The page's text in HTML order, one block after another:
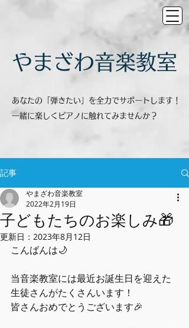
​やまざわ音楽教室
あなたの「弾きたい」を全力でサポートします！
一緒に楽しくピアノに触れてみませんか？
記事
子どもたちのお楽しみ🎁
やまざわ音楽教室
2022年2月19日
更新日： 2023年8月12日
こんばんは🌙
当音楽教室には最近お誕生日を迎えた
生徒さんがたくさんいます！
皆さんおめでとうございます🎉